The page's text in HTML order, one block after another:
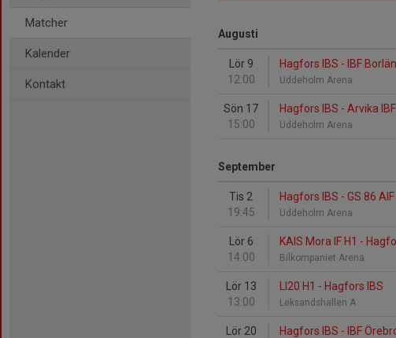
Matcher
Kalender
Kontakt
Augusti
Lör 9
12:00
Hagfors IBS - IBF
Uddeholm Arena
Sön 17
15:00
Hagfors IBS - Arvika
Uddeholm Arena
September
Tis 2
19:45
Hagfors IBS - GS 86
Uddeholm Arena
Lör 6
14:00
KAIS Mora IF H1 -
Bilkompaniet Arena
Lör 13
13:00
LI20 H1 - Hagfors IBS
Leksandshallen A
Lör 20
Hagfors IBS - IBF